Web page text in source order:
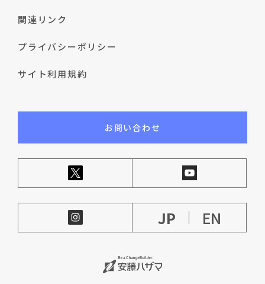
関連リンク
プライバシーポリシー
サイト利用規約
お問い合わせ
JP EN